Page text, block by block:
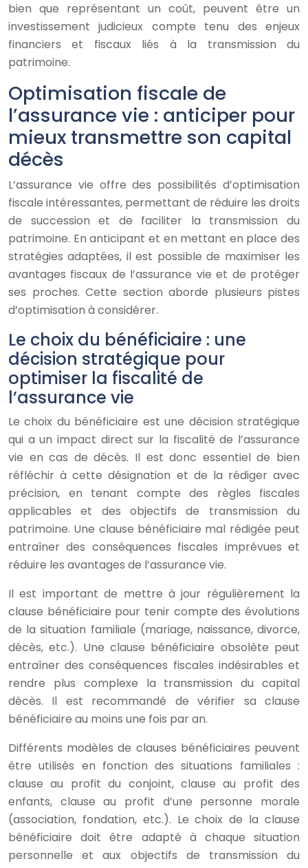
bien que représentant un coût, peuvent être un
investissement judicieux compte tenu des enjeux
financiers et fiscaux liés à la transmission du
patrimoine.
Optimisation fiscale de
l’assurance vie : anticiper pour
mieux transmettre son capital
décès
L’assurance vie offre des possibilités d’optimisation
fiscale intéressantes, permettant de réduire les droits
de succession et de faciliter la transmission du
patrimoine. En anticipant et en mettant en place des
stratégies adaptées, il est possible de maximiser les
avantages fiscaux de l’assurance vie et de protéger
ses proches. Cette section aborde plusieurs pistes
d’optimisation à considérer.
Le choix du bénéficiaire : une
décision stratégique pour
optimiser la fiscalité de
l’assurance vie
Le choix du bénéficiaire est une décision stratégique
qui a un impact direct sur la fiscalité de l’assurance
vie en cas de décès. Il est donc essentiel de bien
réfléchir à cette désignation et de la rédiger avec
précision, en tenant compte des règles fiscales
applicables et des objectifs de transmission du
patrimoine. Une clause bénéficiaire mal rédigée peut
entraîner des conséquences fiscales imprévues et
réduire les avantages de l’assurance vie.
Il est important de mettre à jour régulièrement la
clause bénéficiaire pour tenir compte des évolutions
de la situation familiale (mariage, naissance, divorce,
décès, etc.). Une clause bénéficiaire obsolète peut
entraîner des conséquences fiscales indésirables et
rendre plus complexe la transmission du capital
décès. Il est recommandé de vérifier sa clause
bénéficiaire au moins une fois par an.
Différents modèles de clauses bénéficiaires peuvent
être utilisés en fonction des situations familiales :
clause au profit du conjoint, clause au profit des
enfants, clause au profit d’une personne morale
(association, fondation, etc.). Le choix de la clause
bénéficiaire doit être adapté à chaque situation
personnelle et aux objectifs de transmission du